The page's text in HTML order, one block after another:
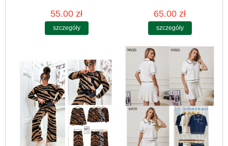
55.00 zł
szczegóły
65.00 zł
szczegóły